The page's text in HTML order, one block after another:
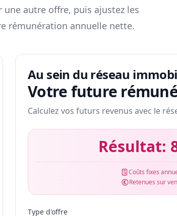
autre offre, puis ajustez les
rémunération annuelle nette.
Au sein du réseau
Votre future
Calculez vos futurs revenus avec le
Résultat:
Coûts fixes
Retenues sur
Type d'offre